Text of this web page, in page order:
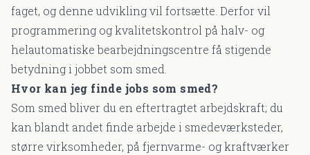
faget, og denne udvikling vil fortsætte. Derfor vil
programmering og kvalitetskontrol på halv- og
helautomatiske bearbejdningscentre få stigende
betydning i jobbet som smed.
Hvor kan jeg finde jobs som smed?
Som smed bliver du en eftertragtet arbejdskraft; du
kan blandt andet finde arbejde i smedeværksteder,
større virksomheder, på fjernvarme- og kraftværker